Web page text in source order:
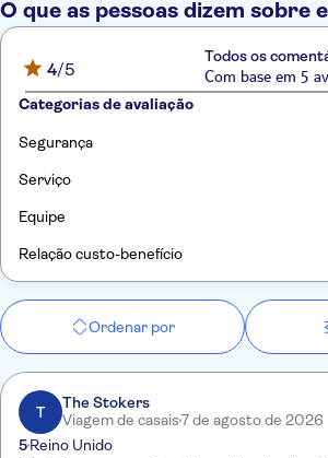
O que as pessoas dizem sobre
4/5
Todos os
Com base em 5
Categorias de avaliação
Segurança
Serviço
Equipe
Relação custo-benefício
Ordenar por
T
The Stokers
Viagem de casais7 de agosto de 2026
5Reino Unido